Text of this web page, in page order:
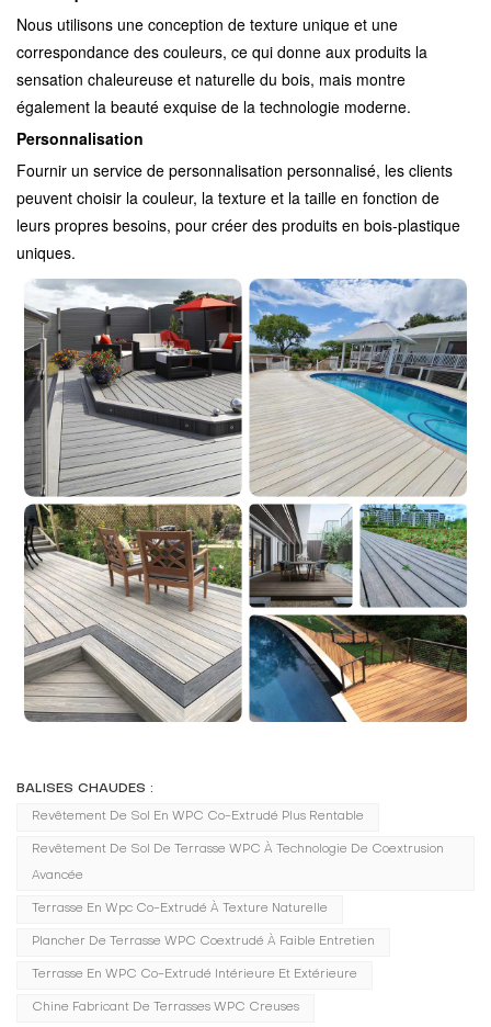
Nous utilisons une conception de texture unique et une
correspondance des couleurs, ce qui donne aux produits la
sensation chaleureuse et naturelle du bois, mais montre
également la beauté exquise de la technologie moderne.
Personnalisation
Fournir un service de personnalisation personnalisé, les clients
peuvent choisir la couleur, la texture et la taille en fonction de
leurs propres besoins, pour créer des produits en bois-plastique
uniques.
BALISES CHAUDES :
Revêtement De Sol En WPC Co-Extrudé Plus Rentable
Revêtement De Sol De Terrasse WPC À Technologie De Coextrusion
Avancée
Terrasse En Wpc Co-Extrudé À Texture Naturelle
Plancher De Terrasse WPC Coextrudé À Faible Entretien
Terrasse En WPC Co-Extrudé Intérieure Et Extérieure
Chine Fabricant De Terrasses WPC Creuses